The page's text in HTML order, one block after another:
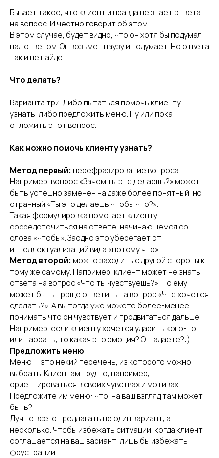
Бывает такое, что клиент и правда не знает ответа
на вопрос. И честно говорит об этом.
В этом случае, будет видно, что он хотя бы подумал
над ответом. Он возьмет паузу и подумает. Но ответа
так и не найдет.
Что делать?
Варианта три. Либо пытаться помочь клиенту
узнать, либо предложить меню. Ну или пока
отложить этот вопрос.
Как можно помочь клиенту узнать?
Метод первый: перефразирование вопроса.
Например, вопрос «Зачем ты это делаешь?» может
быть успешно заменен на даже более понятный, но
странный «Ты это делаешь чтобы что?».
Такая формулировка помогает клиенту
сосредоточиться на ответе, начинающемся со
слова «чтобы». Заодно это уберегает от
интеллектуализаций вида «потому что».
Метод второй: можно заходить с другой стороны к
тому же самому. Например, клиент может не знать
ответа на вопрос «Что ты чувствуешь?». Но ему
может быть проще ответить на вопрос «Что хочется
сделать?». А вы тогда уже можете более-менее
понимать что он чувствует и продвигаться дальше.
Например, если клиенту хочется ударить кого-то
или наорать, то какая это эмоция? Отгадаете?:)
Предложить меню
Меню — это некий перечень, из которого можно
выбрать. Клиентам трудно, например,
ориентироваться в своих чувствах и мотивах.
Предложите им меню: что, на ваш взгляд там может
быть?
Лучше всего предлагать не один вариант, а
несколько. Чтобы избежать ситуации, когда клиент
соглашается на ваш вариант, лишь бы избежать
фрустрации.